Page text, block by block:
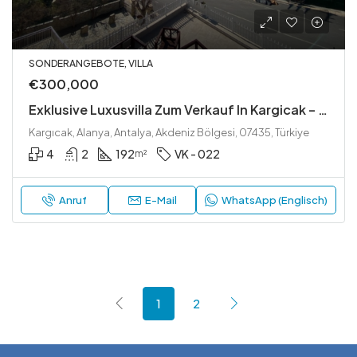
SONDERANGEBOTE, VILLA
€300,000
Exklusive Luxusvilla Zum Verkauf In Kargicak – Traumhafte Aussicht & Privater Pool
Kargıcak, Alanya, Antalya, Akdeniz Bölgesi, 07435, Türkiye
4 2 192m² VK - 022
Anruf E-Mail WhatsApp (Englisch)
1 2